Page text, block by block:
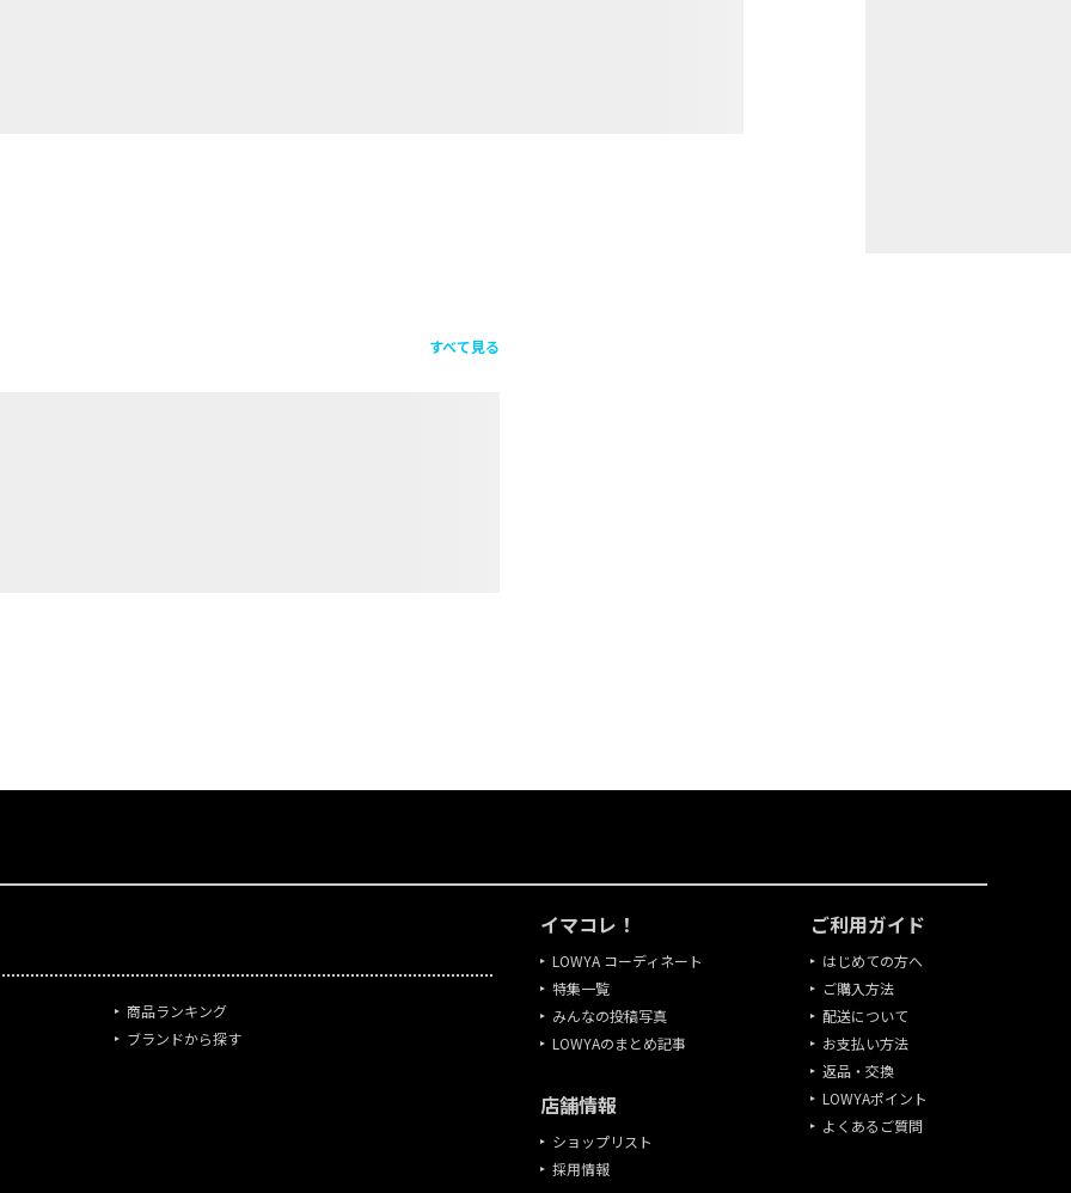
すべて見る
商品ランキング
ブランドから探す
イマコレ！
LOWYA コーディネート
特集一覧
みんなの投稿写真
LOWYAのまとめ記事
店舗情報
ショップリスト
採用情報
ご利用ガイド
はじめての方へ
ご購入方法
配送について
お支払い方法
返品・交換
LOWYAポイント
よくあるご質問